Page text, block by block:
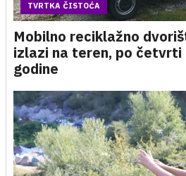
TVRTKA ČISTOĆA
Mobilno reciklažno
izlazi na teren, po četvrti
godine